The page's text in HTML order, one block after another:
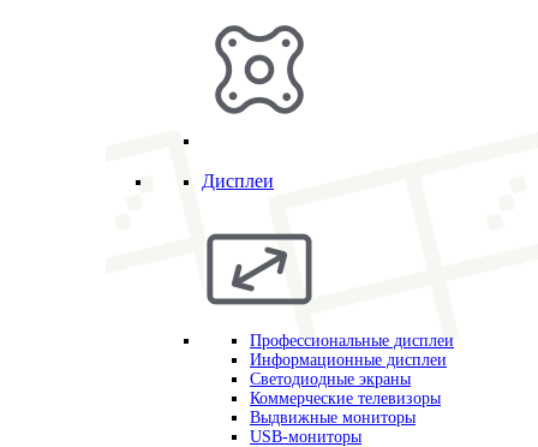
Дисплеи
Профессиональные дисплеи
Информационные дисплеи
Светодиодные экраны
Коммерческие телевизоры
Выдвижные мониторы
USB-мониторы